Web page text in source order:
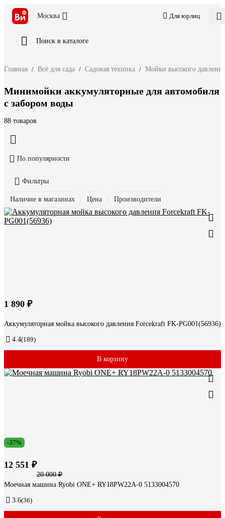
Москва Для юрлиц
Поиск в каталоге
Главная / Всё для сада / Садовая техника / Мойки высокого давления
Минимойки аккумуляторные для автомобиля
с забором воды
88 товаров
По популярности
Фильтры
Наличие в магазинах Цена Производители
1 890 ₽
Аккумуляторная мойка высокого давления Forcekraft FK-PG001(56936)
4.4(189)
В корзину
-37%
12 551 ₽
20 000 ₽
Моечная машина Ryobi ONE+ RY18PW22A-0 5133004570
3.6(36)